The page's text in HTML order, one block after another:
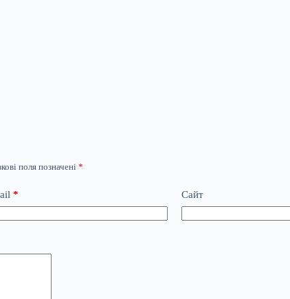
поля позначені *
* Сайт